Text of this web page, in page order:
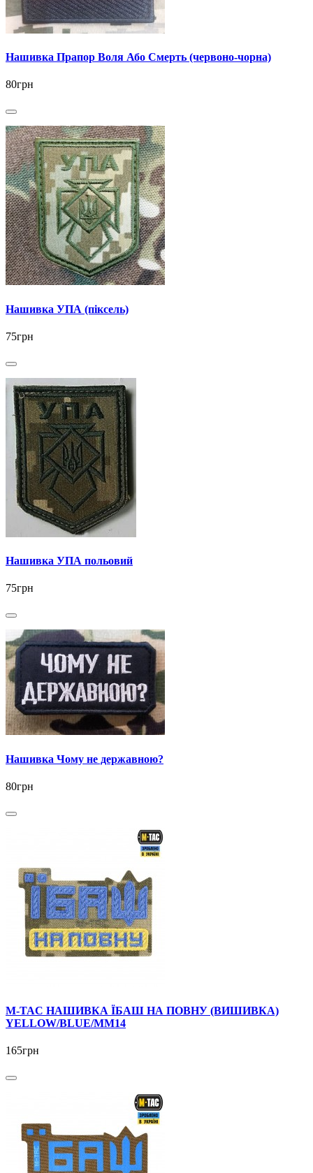
Нашивка Прапор Воля Або Смерть (червоно-чорна)
80грн
Нашивка УПА (піксель)
75грн
Нашивка УПА польовий
75грн
Нашивка Чому не державною?
80грн
M-TAC НАШИВКА ЇБАШ НА ПОВНУ (ВИШИВКА)
YELLOW/BLUE/MM14
165грн